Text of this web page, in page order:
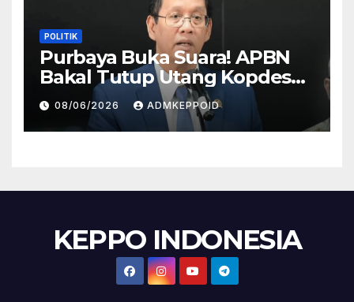
POLITIK
Purbaya Buka Suara! APBN
Bakal Tutup Utang Kopdes
Rp 240 Triliun, Cicilan Rp 40
Triliun per Tahun
08/06/2026 ADMKEPPOID
KEPPO INDONESIA